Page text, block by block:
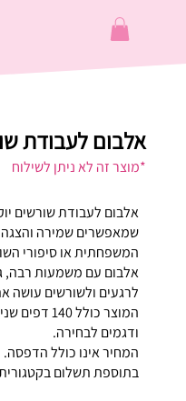
אלבום לעבודת
*מוצר זה לא ניתן לשילוח
אלבום לעבודת שורשים
שמאפשרים שמירה
המשפחתית או סיפורי
אלבום עם משמעות רבה,
לרגעים ולשורשים עושה
המוצר כולל
ודגמים לבחירה.
המחיר אינו כולל
בתוספת תשלום